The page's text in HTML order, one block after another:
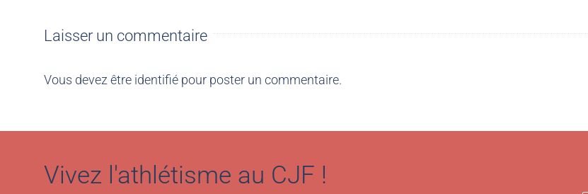
Laisser un commentaire
Vous devez être identifié pour poster un commentaire.
Vivez l'athlétisme au CJF !